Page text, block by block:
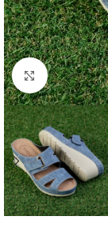
Faceți click